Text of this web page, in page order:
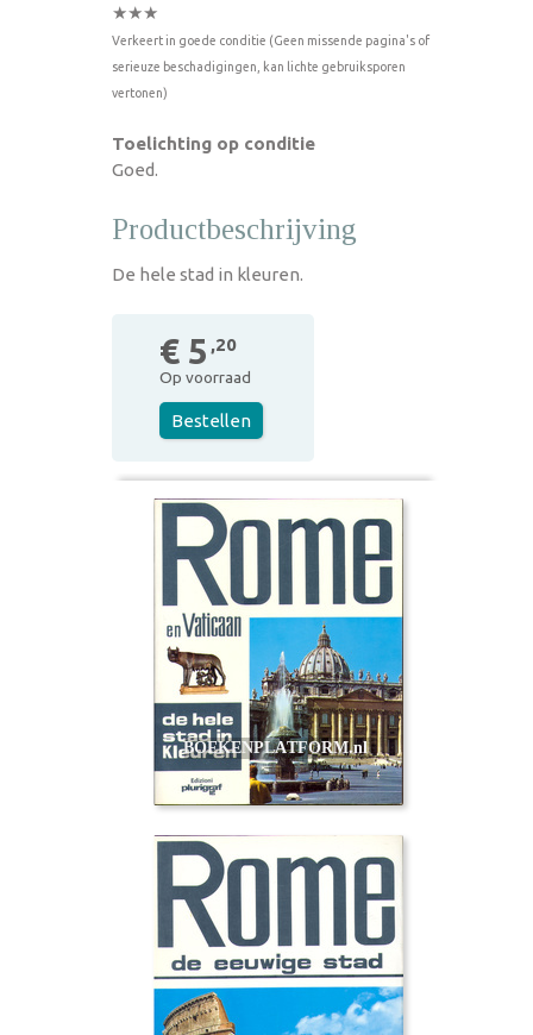
★★★
Verkeert in goede conditie (Geen missende pagina's of
serieuze beschadigingen, kan lichte gebruiksporen
vertonen)
Toelichting op conditie
Goed.
Productbeschrijving
De hele stad in kleuren.
€ 5 ,20
Op voorraad
Bestellen